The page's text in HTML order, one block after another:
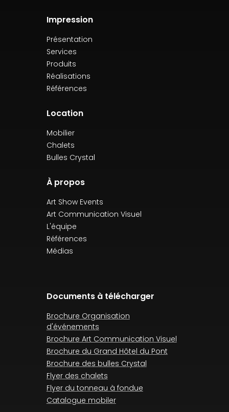
Impression
Présentation
Services
Produits
Réalisations
Références
Location
Mobilier
Chalets
Bulles Crystal
À propos
Art Show Events
Art Communication Visuel
L'équipe
Références
Médias
Documents à télécharger
Brochure Organisation
d'événements
Brochure Art Communication Visuel
Brochure du Grand Hôtel du Pont
Brochure des bulles Crystal
Flyer des chalets
Flyer du tonneau à fondue
Catalogue mobiler